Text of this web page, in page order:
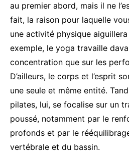
au premier abord, mais il ne
fait, la raison pour laquelle
une activité physique
exemple, le yoga travaille
concentration que sur les
D’ailleurs, le corps et l’esprit
une seule et même entité.
pilates, lui, se focalise sur un
poussé, notamment par le
profonds et par le
vertébrale et du bassin.